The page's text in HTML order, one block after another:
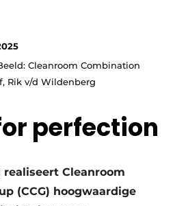
Cleanroom Combination
Rik v/d Wildenberg
perfection
realiseert Cleanroom
(CCG) hoogwaardige